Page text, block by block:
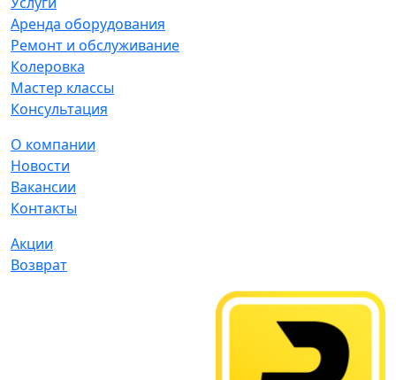
Аренда оборудования
Ремонт и обслуживание
Колеровка
Мастер классы
Консультация
О компании
Новости
Вакансии
Контакты
Акции
Возврат